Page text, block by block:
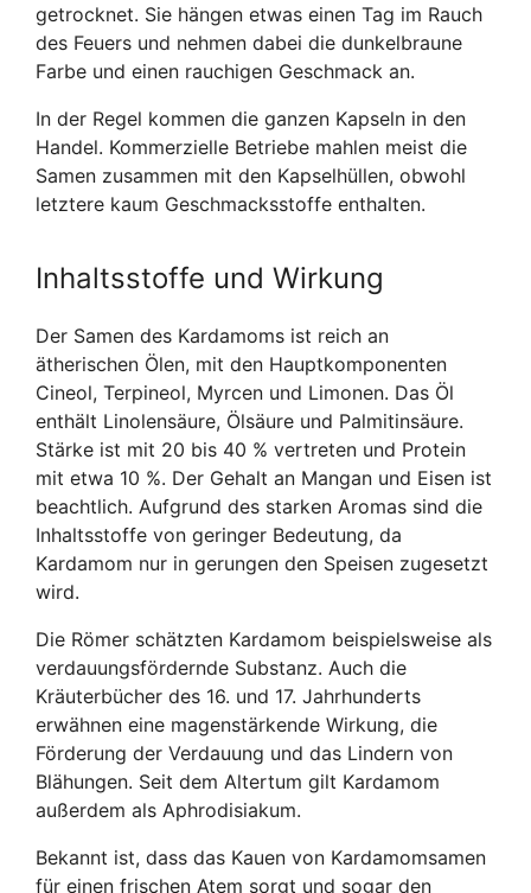
getrocknet. Sie hängen etwas einen Tag im Rauch
des Feuers und nehmen dabei die dunkelbraune
Farbe und einen rauchigen Geschmack an.
In der Regel kommen die ganzen Kapseln in den
Handel. Kommerzielle Betriebe mahlen meist die
Samen zusammen mit den Kapselhüllen, obwohl
letztere kaum Geschmacksstoffe enthalten.
Inhaltsstoffe und Wirkung
Der Samen des Kardamoms ist reich an
ätherischen Ölen, mit den Hauptkomponenten
Cineol, Terpineol, Myrcen und Limonen. Das Öl
enthält Linolensäure, Ölsäure und Palmitinsäure.
Stärke ist mit 20 bis 40 % vertreten und Protein
mit etwa 10 %. Der Gehalt an Mangan und Eisen ist
beachtlich. Aufgrund des starken Aromas sind die
Inhaltsstoffe von geringer Bedeutung, da
Kardamom nur in gerungen den Speisen zugesetzt
wird.
Die Römer schätzten Kardamom beispielsweise als
verdauungsfördernde Substanz. Auch die
Kräuterbücher des 16. und 17. Jahrhunderts
erwähnen eine magenstärkende Wirkung, die
Förderung der Verdauung und das Lindern von
Blähungen. Seit dem Altertum gilt Kardamom
außerdem als Aphrodisiakum.
Bekannt ist, dass das Kauen von Kardamomsamen
für einen frischen Atem sorgt und sogar den